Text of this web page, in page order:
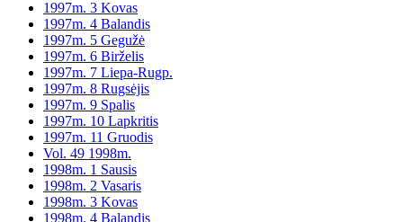
1997m. 3 Kovas
1997m. 4 Balandis
1997m. 5 Gegužė
1997m. 6 Birželis
1997m. 7 Liepa-Rugp.
1997m. 8 Rugsėjis
1997m. 9 Spalis
1997m. 10 Lapkritis
1997m. 11 Gruodis
Vol. 49 1998m.
1998m. 1 Sausis
1998m. 2 Vasaris
1998m. 3 Kovas
1998m. 4 Balandis